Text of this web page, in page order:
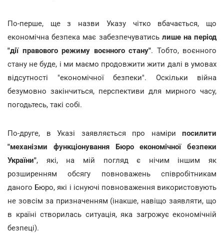
По-перше, ще з назви Указу чітко вбачається, що
економічна безпека має забезпечуватись лише на період
"дії правового режиму воєнного стану". Тобто, воєнного
стану не буде, і ми маємо продовжити жити далі в умовах
відсутності "економічної безпеки". Оскільки війна
безумовно закінчиться, перспективи для мирного часу,
погодьтесь, такі собі.
По-друге, в Указі заявляється про наміри посилити
"механізми функціонування Бюро економічної безпеки
України", які, на мій погляд є нічим іншим як
розширенням обсягу повноважень співробітникам
даного Бюро, які і існуючі повноваження використовують
не зовсім за призначенням (інакше, навіщо заявляти, що
в країні створилась ситуація, яка загрожує економічній
безпеці).